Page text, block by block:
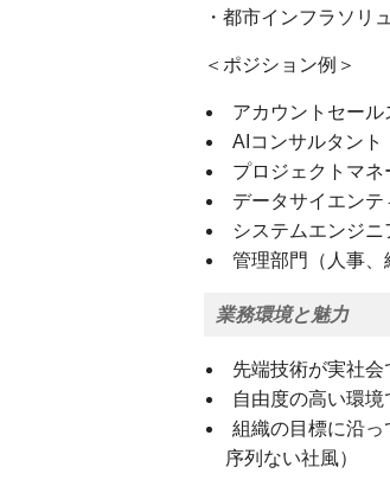
・都市インフラソリ
＜ポジション例＞
アカウントセール
AIコンサルタント
プロジェクトマネ
データサイエンテ
システムエンジニ
管理部門（人事
業務環境と魅力
先端技術が実社会
自由度の高い環境
組織の目標に沿
序列ない社風）